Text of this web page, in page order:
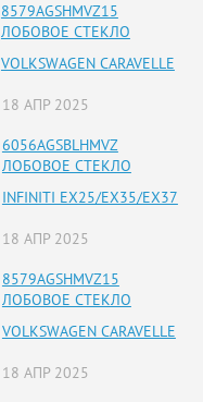
8579AGSHMVZ15
ЛОБОВОЕ СТЕКЛО
VOLKSWAGEN CARAVELLE
18 АПР 2025
6056AGSBLHMVZ
ЛОБОВОЕ СТЕКЛО
INFINITI EX25/EX35/EX37
18 АПР 2025
8579AGSHMVZ15
ЛОБОВОЕ СТЕКЛО
VOLKSWAGEN CARAVELLE
18 АПР 2025